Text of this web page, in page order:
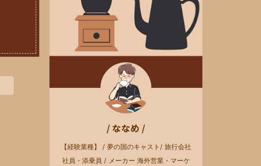
/ ななめ /
【経験業種】 / 夢の国のキャスト/ 旅行会社
社員・添乗員 / メーカー 海外営業・マーケ